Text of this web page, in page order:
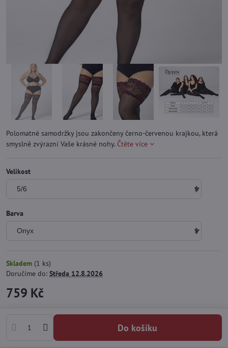
Polomatné samodržky jsou zakončeny černo-červenou krajkou, která
smyslně zvýrazní Vaše krásné nohy. Čtěte více
Velikost
Barva
Skladem (1 ks)
Doručíme do: Středa 12.8.2026
759 Kč
Do košíku